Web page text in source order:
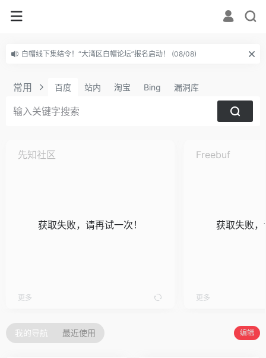
白帽线下集结令！“大湾区白帽论坛”报名启动！ (08/08)
常用 百度 站内 淘宝 Bing 漏洞库
先知社区
更多
获取失败，请再试一次！
Freebuf
更多
获取失败
我的导航 最近使用 编辑